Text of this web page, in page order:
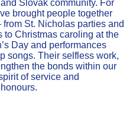
Slovak community. For
brought people together
St. Nicholas parties and
to Christmas caroling at the
Day and performances
songs. Their selfless work,
the bonds within our
of service and